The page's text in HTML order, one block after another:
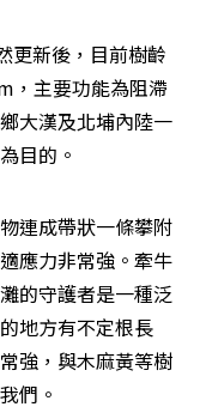
更新後，目前樹齡
，主要功能為阻滯
大漢及北埔內陸一
目的。
連成帶狀一條攀附
應力非常強。牽牛
的守護者是一種泛
地方有不定根長
強，與木麻黃等樹
們。